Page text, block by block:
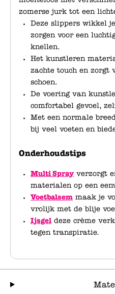
zomerse jurk tot een
Deze slippers wikkel
zorgen voor een
knellen.
Het kunstleren
zachte touch en zorgt
schoen.
De voering van
comfortabel gevoel,
Met een normale
bij veel voeten en
Onderhoudstips
Multi Sprayverzorgt
materialen op een
Voetbalsem maak je
vrolijk met de blije
Ijsgel deze crème
tegen transpiratie.